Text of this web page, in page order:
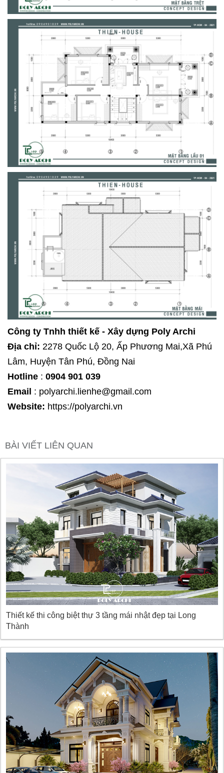
Công ty Tnhh thiết kế - Xây dựng Poly Archi
Địa chỉ: 2278 Quốc Lộ 20, Ấp Phương Mai,Xã Phú
Lâm, Huyện Tân Phú, Đồng Nai
Hotline : 0904 901 039
Email : polyarchi.lienhe@gmail.com
Website: https://polyarchi.vn
BÀI VIẾT LIÊN QUAN
Thiết kế thi công biệt thự 3 tầng mái nhật đẹp tại Long
Thành